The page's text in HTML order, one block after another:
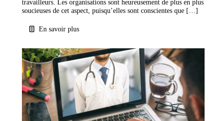
travailleurs. Les organisations sont heureusement de plus en plus
soucieuses de cet aspect, puisqu’elles sont conscientes que […]
En savoir plus